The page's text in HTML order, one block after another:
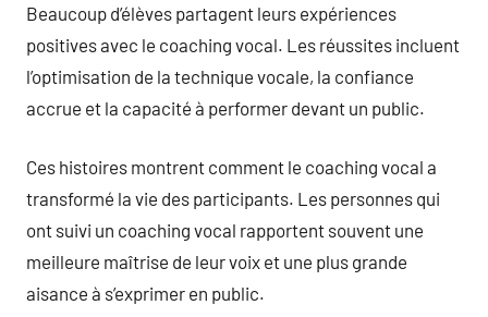
Beaucoup d’élèves partagent leurs expériences
positives avec le coaching vocal. Les réussites incluent
l’optimisation de la technique vocale, la confiance
accrue et la capacité à performer devant un public.
Ces histoires montrent comment le coaching vocal a
transformé la vie des participants. Les personnes qui
ont suivi un coaching vocal rapportent souvent une
meilleure maîtrise de leur voix et une plus grande
aisance à s’exprimer en public.